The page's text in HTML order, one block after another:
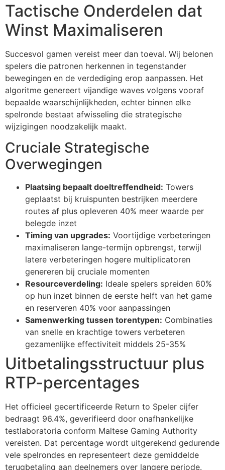
panel
panel
Hacklink
satın al
panel
panel
panel
panel
panel
panel
panel
panel
panel
panel
panel
panel
panel
panel
Tactische Onderdelen dat
Winst Maximaliseren
Succesvol gamen vereist meer dan toeval. Wij belonen
spelers die patronen herkennen in tegenstander
bewegingen en de verdediging erop aanpassen. Het
algoritme genereert vijandige waves volgens vooraf
bepaalde waarschijnlijkheden, echter binnen elke
spelronde bestaat afwisseling die strategische
wijzigingen noodzakelijk maakt.
Cruciale Strategische
Overwegingen
Plaatsing bepaalt doeltreffendheid: Towers
geplaatst bij kruispunten bestrijken meerdere
routes af plus opleveren 40% meer waarde per
belegde inzet
Timing van upgrades: Voortijdige verbeteringen
maximaliseren lange-termijn opbrengst, terwijl
latere verbeteringen hogere multiplicatoren
genereren bij cruciale momenten
Resourceverdeling: Ideale spelers spreiden 60%
op hun inzet binnen de eerste helft van het game
en reserveren 40% voor aanpassingen
Samenwerking tussen torentypen: Combinaties
van snelle en krachtige towers verbeteren
gezamenlijke effectiviteit middels 25-35%
Uitbetalingsstructuur plus
RTP-percentages
Het officieel gecertificeerde Return to Speler cijfer
bedraagt 96.4%, geverifieerd door onafhankelijke
testlaboratoria conform Maltese Gaming Authority
vereisten. Dat percentage wordt uitgerekend gedurende
vele spelrondes en representeert deze gemiddelde
terugbetaling aan deelnemers over langere periode.